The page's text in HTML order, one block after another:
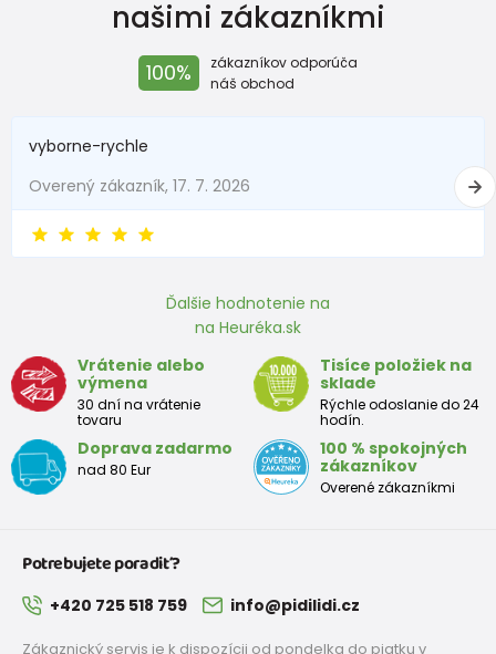
našimi zákazníkmi
100%
zákazníkov odporúča
náš obchod
vyborne-rychle
Overený zákazník, 17. 7. 2026
Ďalšie hodnotenie na
na Heuréka.sk
Vrátenie alebo
výmena
30 dní na vrátenie
tovaru
Tisíce položiek na
sklade
Rýchle odoslanie do 24
hodín.
Doprava zadarmo
nad 80 Eur
100 % spokojných
zákazníkov
Overené zákazníkmi
Potrebujete poradiť?
+420 725 518 759 info@pidilidi.cz
Zákaznický servis je k dispozícii od pondelka do piatku v